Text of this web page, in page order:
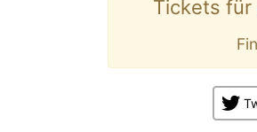
Tickets für